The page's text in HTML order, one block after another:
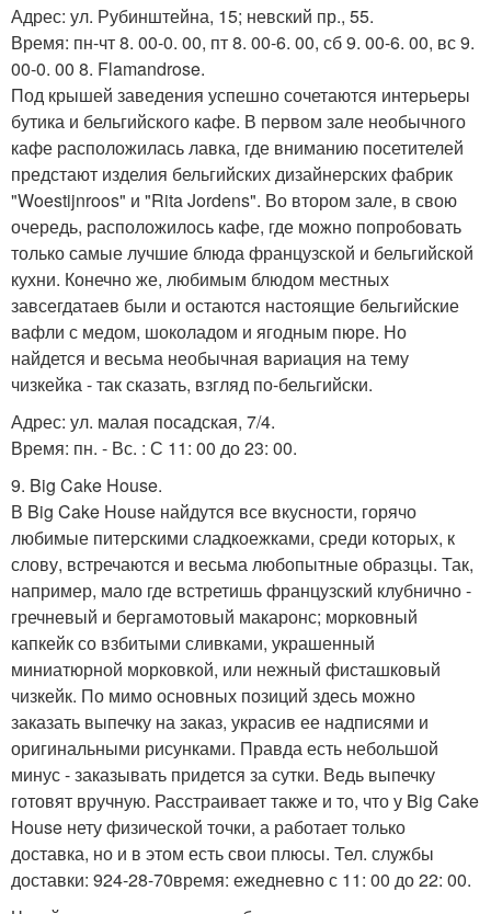
Адрес: ул. Рубинштейна, 15; невский пр., 55.
Время: пн-чт 8. 00-0. 00, пт 8. 00-6. 00, сб 9. 00-6. 00, вс 9.
00-0. 00 8. Flamandrose.
Под крышей заведения успешно сочетаются интерьеры
бутика и бельгийского кафе. В первом зале необычного
кафе расположилась лавка, где вниманию посетителей
предстают изделия бельгийских дизайнерских фабрик
"Woestijnroos" и "Rita Jordens". Во втором зале, в свою
очередь, расположилось кафе, где можно попробовать
только самые лучшие блюда французской и бельгийской
кухни. Конечно же, любимым блюдом местных
завсегдатаев были и остаются настоящие бельгийские
вафли с медом, шоколадом и ягодным пюре. Но
найдется и весьма необычная вариация на тему
чизкейка - так сказать, взгляд по-бельгийски.
Адрес: ул. малая посадская, 7/4.
Время: пн. - Вс. : С 11: 00 до 23: 00.
9. Big Cake House.
В Big Cake House найдутся все вкусности, горячо
любимые питерскими сладкоежками, среди которых, к
слову, встречаются и весьма любопытные образцы. Так,
например, мало где встретишь французский клубнично -
гречневый и бергамотовый макаронс; морковный
капкейк со взбитыми сливками, украшенный
миниатюрной морковкой, или нежный фисташковый
чизкейк. По мимо основных позиций здесь можно
заказать выпечку на заказ, украсив ее надписями и
оригинальными рисунками. Правда есть небольшой
минус - заказывать придется за сутки. Ведь выпечку
готовят вручную. Расстраивает также и то, что у Big Cake
House нету физической точки, а работает только
доставка, но и в этом есть свои плюсы. Тел. службы
доставки: 924-28-70время: ежедневно с 11: 00 до 22: 00.